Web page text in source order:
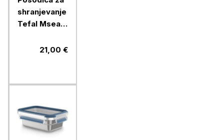
shranjevanje
Tefal Mseal
ml, modra21,00 €